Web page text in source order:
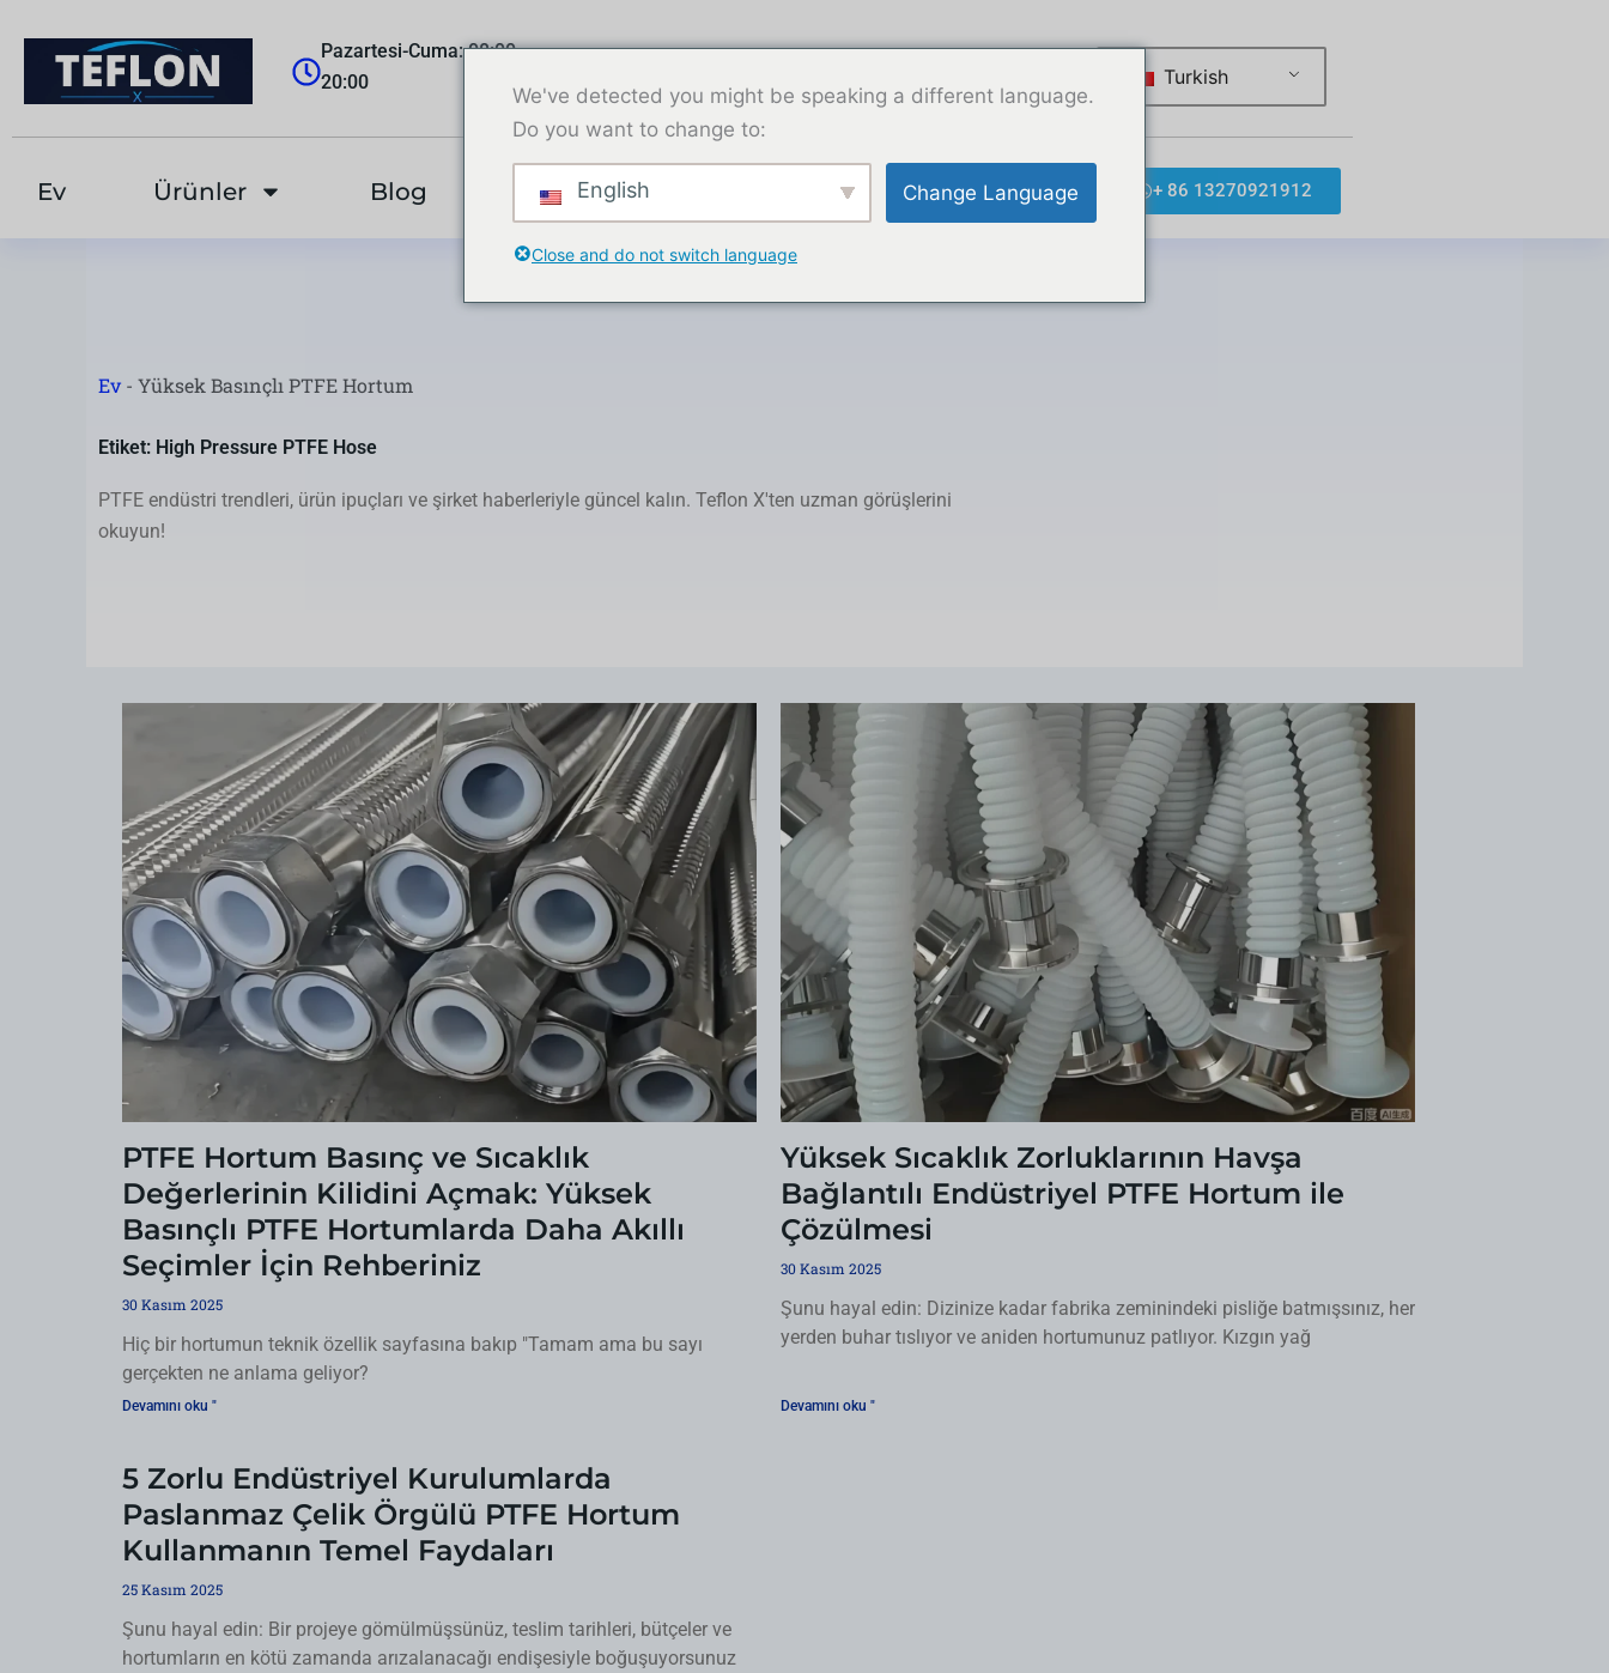
Pazartesi-Cuma: 08:00-
20:00
Turkish
Ev Ürünler Blog Hakkımızda Bize Ulaşın + 86 13270921912
Ev - Yüksek Basınçlı PTFE Hortum
Etiket: High Pressure PTFE Hose
PTFE endüstri trendleri, ürün ipuçları ve şirket haberleriyle güncel kalın. Teflon X'ten uzman görüşlerini
okuyun!
PTFE Hortum Basınç ve Sıcaklık
Değerlerinin Kilidini Açmak: Yüksek
Basınçlı PTFE Hortumlarda Daha Akıllı
Seçimler İçin Rehberiniz
30 Kasım 2025
Hiç bir hortumun teknik özellik sayfasına bakıp "Tamam ama bu sayı
gerçekten ne anlama geliyor?
Devamını oku "
Yüksek Sıcaklık Zorluklarının Havşa
Bağlantılı Endüstriyel PTFE Hortum ile
Çözülmesi
30 Kasım 2025
Şunu hayal edin: Dizinize kadar fabrika zeminindeki pisliğe batmışsınız, her
yerden buhar tıslıyor ve aniden hortumunuz patlıyor. Kızgın yağ
Devamını oku "
5 Zorlu Endüstriyel Kurulumlarda
Paslanmaz Çelik Örgülü PTFE Hortum
Kullanmanın Temel Faydaları
25 Kasım 2025
Şunu hayal edin: Bir projeye gömülmüşsünüz, teslim tarihleri, bütçeler ve
hortumların en kötü zamanda arızalanacağı endişesiyle boğuşuyorsunuz
We've detected you might be speaking a different language.
Do you want to change to:
English Change Language
Close and do not switch language